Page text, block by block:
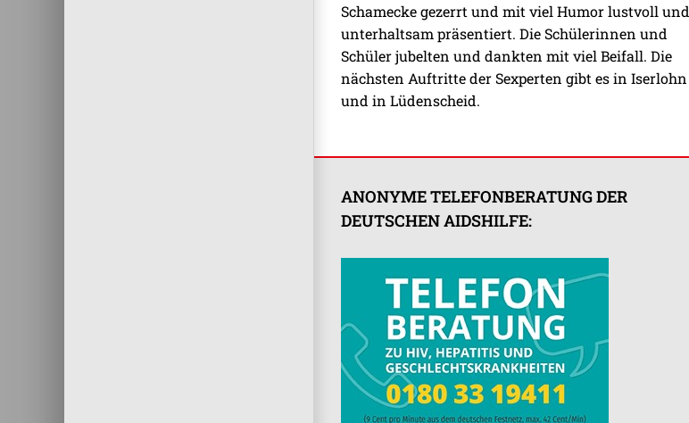
Schamecke gezerrt und mit viel Humor lustvoll und
unterhaltsam präsentiert. Die Schülerinnen und
Schüler jubelten und dankten mit viel Beifall. Die
nächsten Auftritte der Sexperten gibt es in Iserlohn
und in Lüdenscheid.
ANONYME TELEFONBERATUNG DER
DEUTSCHEN AIDSHILFE: